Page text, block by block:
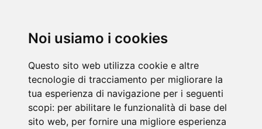
Noi usiamo i cookies
Questo sito web utilizza cookie e altre
tecnologie di tracciamento per migliorare la
tua esperienza di navigazione per i seguenti
scopi: per abilitare le funzionalità di base del
sito web, per fornire una migliore esperienza